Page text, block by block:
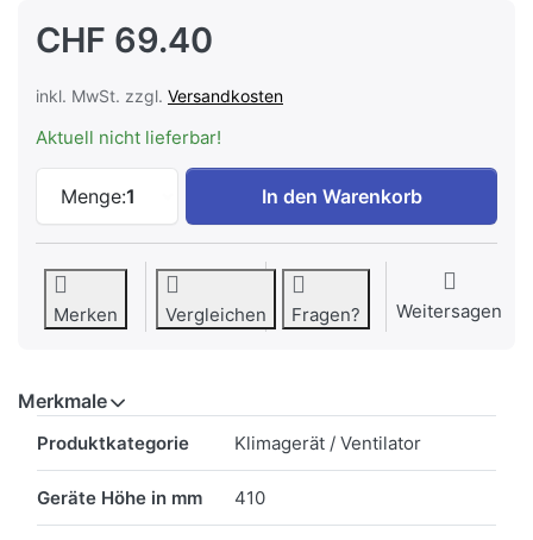
CHF 69.40
inkl. MwSt. zzgl. Versandkosten
Aktuell nicht lieferbar!
Menge:1
Nanyo SV40 Stand Ventilator schwarz zu
In den Warenkorb
Merken Vergleichen Fragen? Weitersagen
Merkmale
Produktkategorie Klimagerät / Ventilator
Geräte Höhe in mm 410